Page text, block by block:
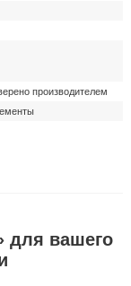
производителем
для вашего